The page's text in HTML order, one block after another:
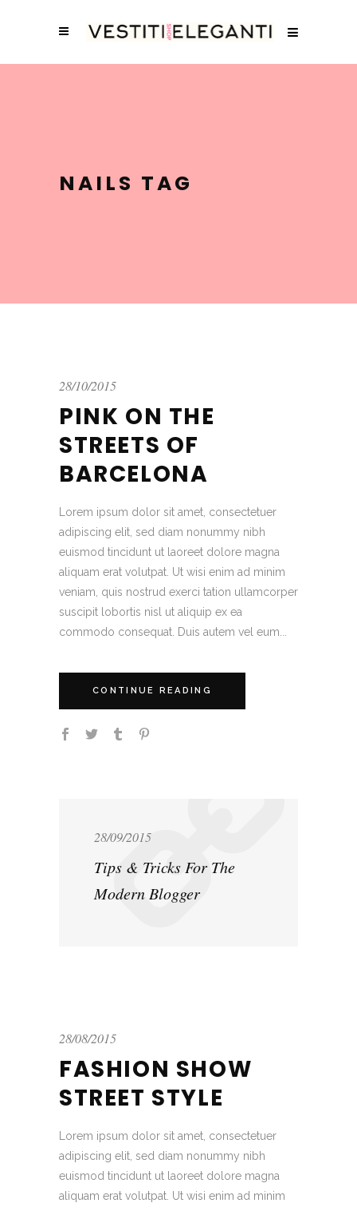
NAILS TAG
28/10/2015
PINK ON THE
STREETS OF
BARCELONA
Lorem ipsum dolor sit amet, consectetuer
adipiscing elit, sed diam nonummy nibh
euismod tincidunt ut laoreet dolore magna
aliquam erat volutpat. Ut wisi enim ad minim
veniam, quis nostrud exerci tation ullamcorper
suscipit lobortis nisl ut aliquip ex ea
commodo consequat. Duis autem vel eum...
CONTINUE READING
28/09/2015
Tips & Tricks For The
Modern Blogger
28/08/2015
FASHION SHOW
STREET STYLE
Lorem ipsum dolor sit amet, consectetuer
adipiscing elit, sed diam nonummy nibh
euismod tincidunt ut laoreet dolore magna
aliquam erat volutpat. Ut wisi enim ad minim